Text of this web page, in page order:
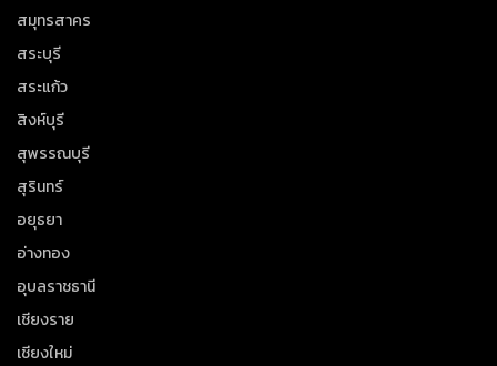
สมุทรสาคร
สระบุรี
สระแก้ว
สิงห์บุรี
สุพรรณบุรี
สุรินทร์
อยุธยา
อ่างทอง
อุบลราชธานี
เชียงราย
เชียงใหม่